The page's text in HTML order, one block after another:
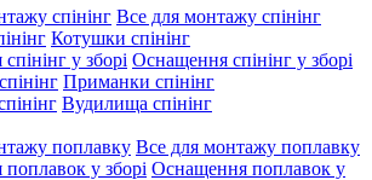
Все для монтажу спінінг
Котушки спінінг
Оснащення спінінг у зборі
Приманки спінінг
Вудилища спінінг
Все для монтажу поплавку
Оснащення поплавок у